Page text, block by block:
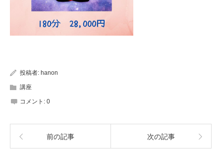
投稿者: hanon
講座
コメント: 0
前の記事 次の記事